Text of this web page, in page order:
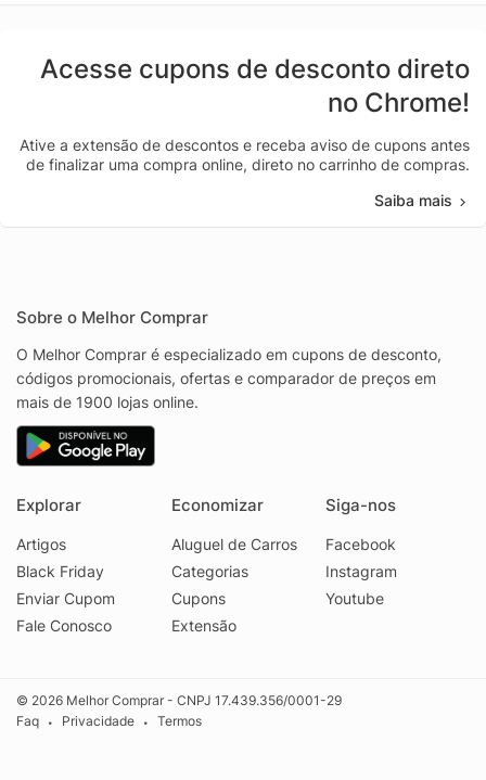
Acesse cupons de desconto direto
no Chrome!
Ative a extensão de descontos e receba aviso de cupons antes
de finalizar uma compra online, direto no carrinho de compras.
Saiba mais
Sobre o Melhor Comprar
O Melhor Comprar é especializado em cupons de desconto,
códigos promocionais, ofertas e comparador de preços em
mais de 1900 lojas online.
Explorar
Artigos
Black Friday
Enviar Cupom
Fale Conosco
Economizar
Aluguel de Carros
Categorias
Cupons
Extensão
Siga-nos
Facebook
Instagram
Youtube
© 2026 Melhor Comprar - CNPJ 17.439.356/0001-29
Faq
• Privacidade • Termos